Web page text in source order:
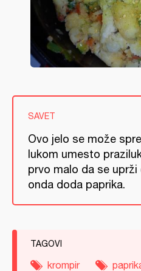
SAVET
Ovo jelo se može
lukom umesto
prvo malo da se
onda doda paprika.
TAGOVI
krompir